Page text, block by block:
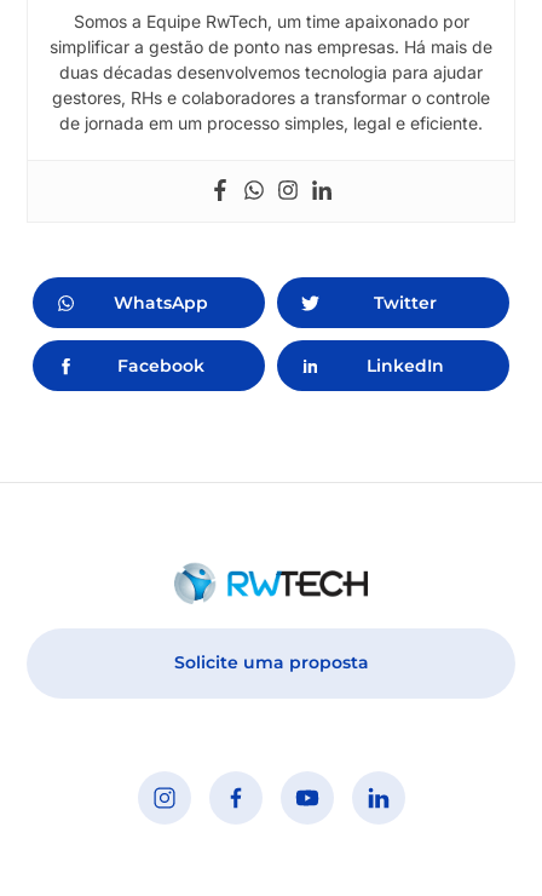
Somos a Equipe RwTech, um time apaixonado por
simplificar a gestão de ponto nas empresas. Há mais de
duas décadas desenvolvemos tecnologia para ajudar
gestores, RHs e colaboradores a transformar o controle
de jornada em um processo simples, legal e eficiente.
WhatsApp Twitter
Facebook LinkedIn
Solicite uma proposta